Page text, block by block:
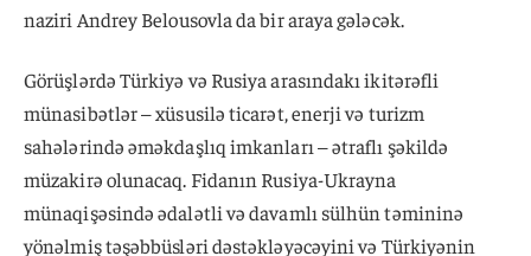
naziri Andrey Belousovla da bir araya gələcək.
Görüşlərdə Türkiyə və Rusiya arasındakı ikitərəfli
münasibətlər – xüsusilə ticarət, enerji və turizm
sahələrində əməkdaşlıq imkanları – ətraflı şəkildə
müzakirə olunacaq. Fidanın Rusiya-Ukrayna
münaqişəsində ədalətli və davamlı sülhün təmininə
yönəlmiş təşəbbüsləri dəstəkləyəcəyini və Türkiyənin